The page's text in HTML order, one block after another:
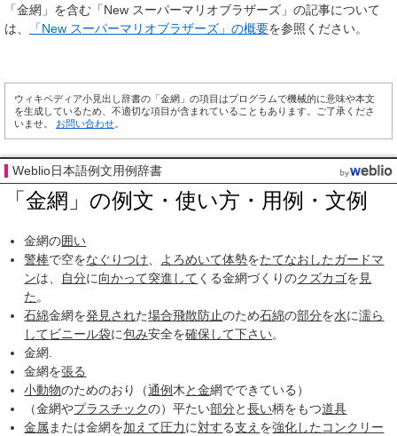
「金網」を含む「New スーパーマリオブラザーズ」の記事について
は、
「New スーパーマリオブラザーズ」の概要を参照ください。
ウィキペディア小見出し辞書の「金網」の項目はプログラムで機械的に意味や本文
を生成しているため、不適切な項目が含まれていることもあります。ご了承くださ
いませ。 お問い合わせ
Weblio日本語例文用例辞書
「金網」の例文・使い方・用例・文例
金網の囲い
警棒で空をなぐりつけ、 よろめいて体勢をたてなおしたガードマ
ンは、 自分に向かって突進して くる金網づくりのクズカゴを 見
た。
石綿金網を発見された場合飛散防止のため石綿の部分を水に濡ら
してビニール袋に包み安全を確保して下さい。
金網.
金網を張る
小動物のためのおり（通例木と金網でできている）
（金網やプラスチックの）平たい部分と長い柄をもつ道具
金属または金網を加えて圧力に対する支え を強化した コンクリー